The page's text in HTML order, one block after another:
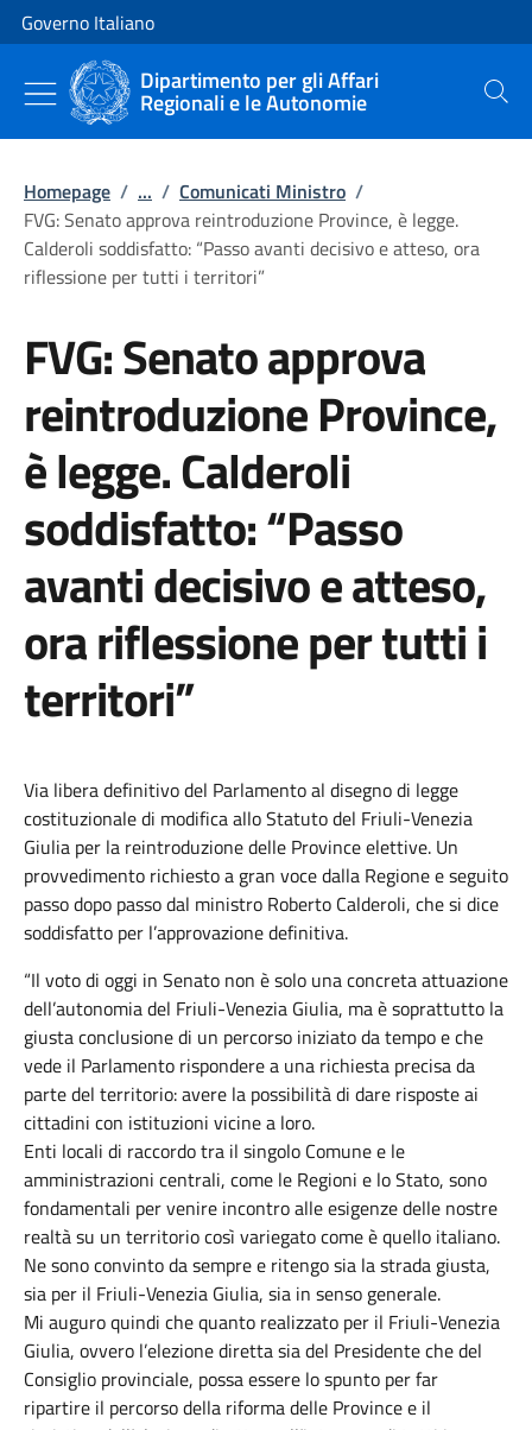
Vai al contenuto
Vai alla navigazione del sito
Governo Italiano
Dipartimento per gli Affari
Regionali e le Autonomie Cerca
Homepage / ... / Comunicati Ministro /
FVG: Senato approva reintroduzione Province, è legge.
Calderoli soddisfatto: “Passo avanti decisivo e atteso, ora
riflessione per tutti i territori”
FVG: Senato approva
reintroduzione Province,
è legge. Calderoli
soddisfatto: “Passo
avanti decisivo e atteso,
ora riflessione per tutti i
territori”
Via libera definitivo del Parlamento al disegno di legge
costituzionale di modifica allo Statuto del Friuli-Venezia
Giulia per la reintroduzione delle Province elettive. Un
provvedimento richiesto a gran voce dalla Regione e seguito
passo dopo passo dal ministro Roberto Calderoli, che si dice
soddisfatto per l’approvazione definitiva.
“Il voto di oggi in Senato non è solo una concreta attuazione
dell’autonomia del Friuli-Venezia Giulia, ma è soprattutto la
giusta conclusione di un percorso iniziato da tempo e che
vede il Parlamento rispondere a una richiesta precisa da
parte del territorio: avere la possibilità di dare risposte ai
cittadini con istituzioni vicine a loro.
Enti locali di raccordo tra il singolo Comune e le
amministrazioni centrali, come le Regioni e lo Stato, sono
fondamentali per venire incontro alle esigenze delle nostre
realtà su un territorio così variegato come è quello italiano.
Ne sono convinto da sempre e ritengo sia la strada giusta,
sia per il Friuli-Venezia Giulia, sia in senso generale.
Mi auguro quindi che quanto realizzato per il Friuli-Venezia
Giulia, ovvero l’elezione diretta sia del Presidente che del
Consiglio provinciale, possa essere lo spunto per far
ripartire il percorso della riforma delle Province e il